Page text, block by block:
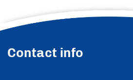
Contact info